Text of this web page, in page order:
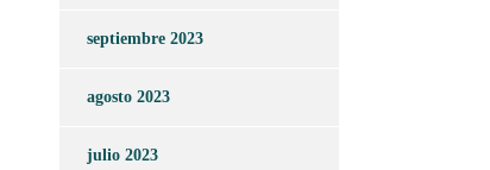
septiembre 2023
agosto 2023
julio 2023